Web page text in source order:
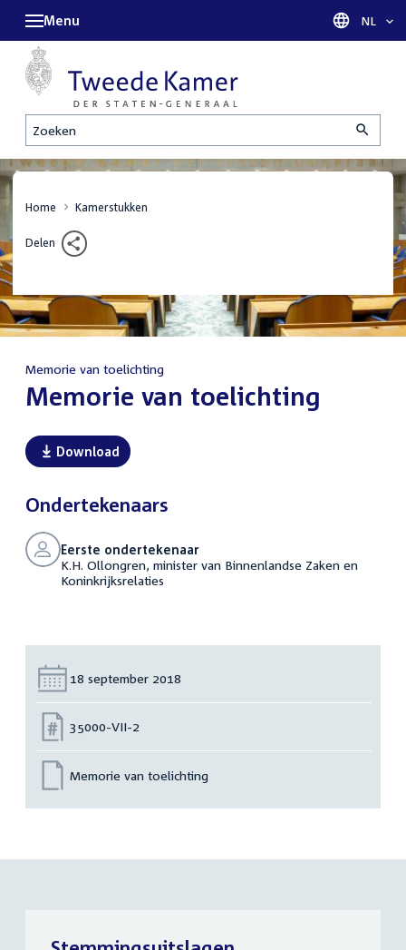
Zoeken
Menu Taal
NL
Home Kamerstukken
Delen
Memorie van toelichting
:Memorie van toelichting
Download
Ondertekenaars
Eerste ondertekenaar
K.H. Ollongren, minister van Binnenlandse Zaken en
Koninkrijksrelaties
Datum:
18 september 2018
Nummer:
35000-VII-2
Memorie van toelichting